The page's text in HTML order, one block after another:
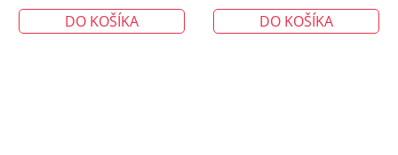
DO KOŠÍKA DO KOŠÍKA